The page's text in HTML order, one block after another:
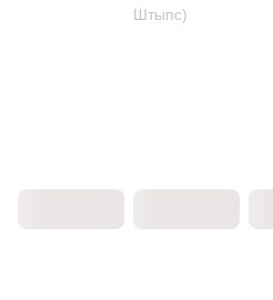
Штыпс)